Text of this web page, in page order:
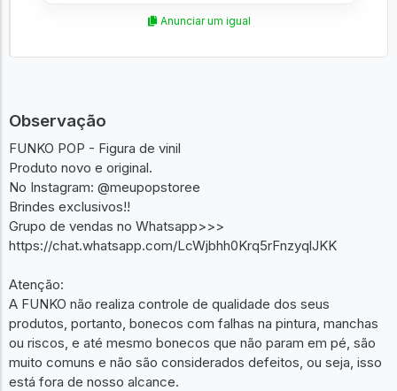
Anunciar um igual
Observação
FUNKO POP - Figura de vinil
Produto novo e original.
No Instagram: @meupopstoree
Brindes exclusivos!!
Grupo de vendas no Whatsapp>>>
https://chat.whatsapp.com/LcWjbhh0Krq5rFnzyqlJKK
Atenção:
A FUNKO não realiza controle de qualidade dos seus
produtos, portanto, bonecos com falhas na pintura, manchas
ou riscos, e até mesmo bonecos que não param em pé, são
muito comuns e não são considerados defeitos, ou seja, isso
está fora de nosso alcance.